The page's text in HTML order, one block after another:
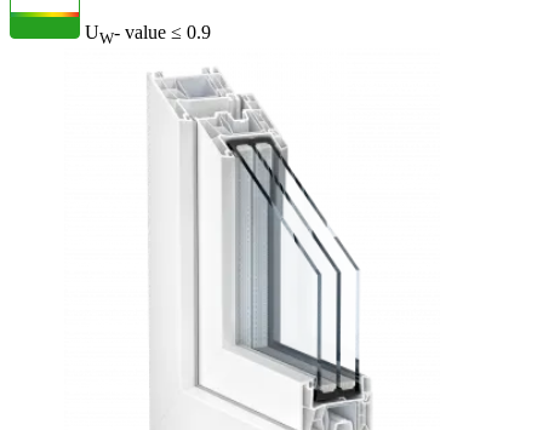
UW- value ≤ 0.9